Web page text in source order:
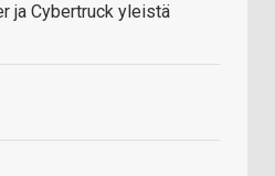
ja Cybertruck yleistä